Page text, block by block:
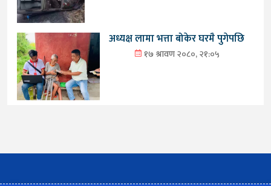
अध्यक्ष लामा भत्ता बोकेर घरमै पुगेपछि
१७ श्रावण २०८०, २१:०५